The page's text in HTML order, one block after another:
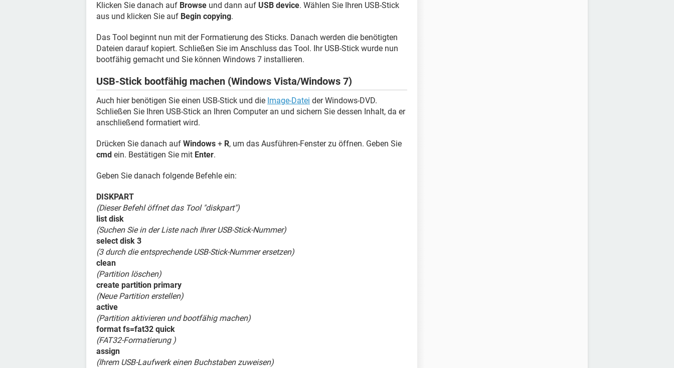
Klicken Sie danach auf Browse und dann auf USB device. Wählen Sie Ihren USB-Stick
aus und klicken Sie auf Begin copying.
Das Tool beginnt nun mit der Formatierung des Sticks. Danach werden die benötigten
Dateien darauf kopiert. Schließen Sie im Anschluss das Tool. Ihr USB-Stick wurde nun
bootfähig gemacht und Sie können Windows 7 installieren.
USB-Stick bootfähig machen (Windows Vista/Windows 7)
Auch hier benötigen Sie einen USB-Stick und die Image-Datei der Windows-DVD.
Schließen Sie Ihren USB-Stick an Ihren Computer an und sichern Sie dessen Inhalt, da er
anschließend formatiert wird.
Drücken Sie danach auf Windows + R, um das Ausführen-Fenster zu öffnen. Geben Sie
cmd ein. Bestätigen Sie mit Enter.
Geben Sie danach folgende Befehle ein:
DISKPART
(Dieser Befehl öffnet das Tool "diskpart")
list disk
(Suchen Sie in der Liste nach Ihrer USB-Stick-Nummer)
select disk 3
(3 durch die entsprechende USB-Stick-Nummer ersetzen)
clean
(Partition löschen)
create partition primary
(Neue Partition erstellen)
active
(Partition aktivieren und bootfähig machen)
format fs=fat32 quick
(FAT32-Formatierung )
assign
(Ihrem USB-Laufwerk einen Buchstaben zuweisen)